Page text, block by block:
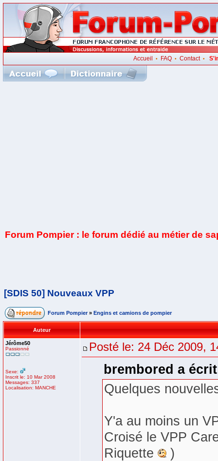
Accueil • FAQ• Contact•
Forum Pompier : le forum dédié au métier de
[SDIS 50] Nouveaux VPP
Forum Pompier » Engins et camions de pompier
Auteur
Jérôme50
Passionné
Sexe:
Inscrit le: 10 Mar 2008
Messages: 337
Localisation: MANCHE
Posté le: 24 Déc 2009,
brembored a
Quelques
Y'a au moins un
Croisé le VPP
Riquette
)